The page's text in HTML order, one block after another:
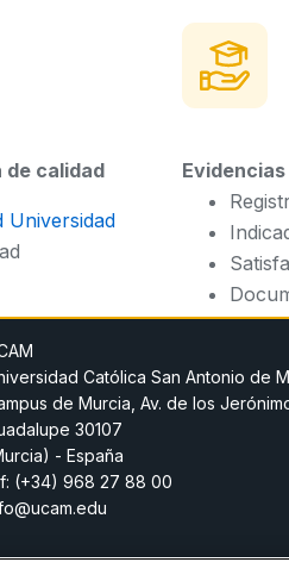
de calidad
Universidad
Católica San Antonio de
de Murcia, Av. de los
30107
- España
(+34) 968 27 88 00